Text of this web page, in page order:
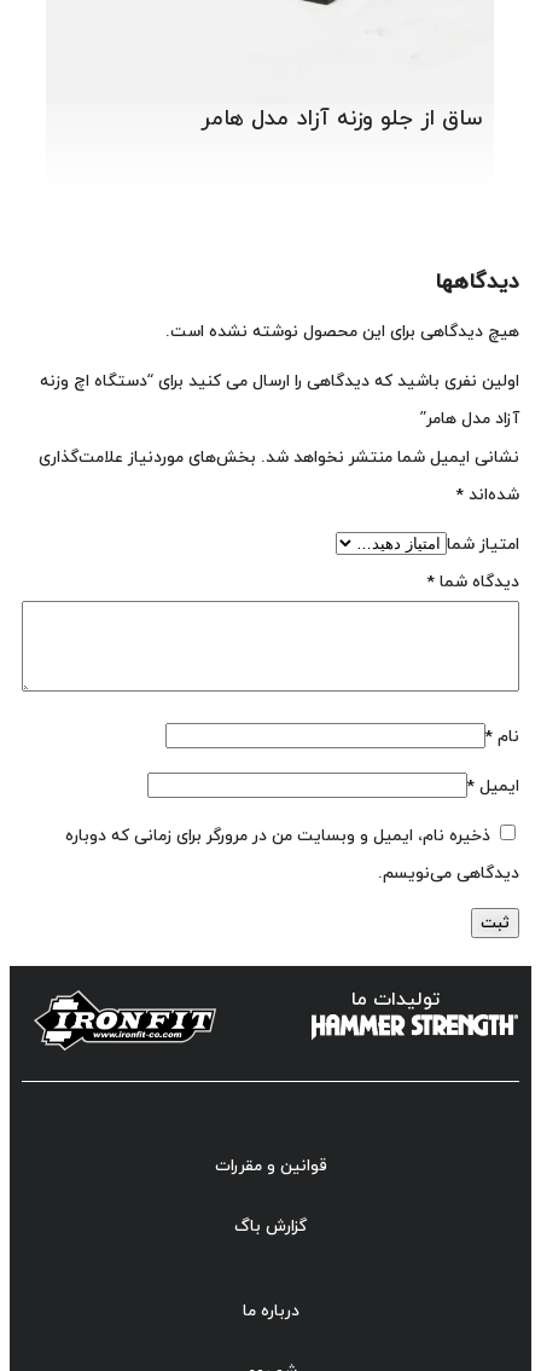
ساق از جلو وزنه آزاد مدل هامر
دیدگاهها
هیچ دیدگاهی برای این محصول نوشته نشده است.
اولین نفری باشید که دیدگاهی را ارسال می کنید برای “دستگاه اچ وزنه
آزاد مدل هامر”
نشانی ایمیل شما منتشر نخواهد شد. بخش‌های موردنیاز علامت‌گذاری
شده‌اند *
امتیاز شما
دیدگاه شما *
نام *
ایمیل *
ذخیره نام، ایمیل و وبسایت من در مرورگر برای زمانی که دوباره
دیدگاهی می‌نویسم.
تولیدات ما
قوانین و مقررات
گزارش باگ
درباره ما